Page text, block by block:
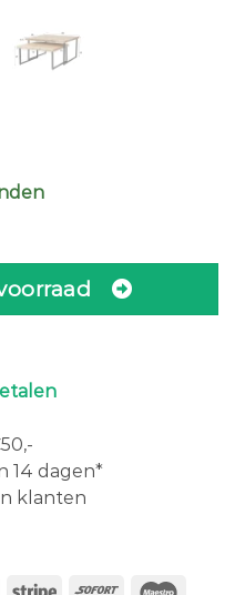
14 dagen*
klanten